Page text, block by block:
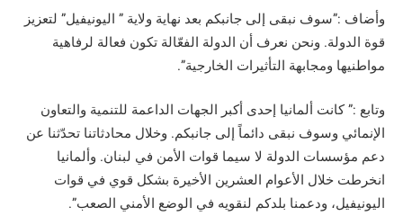
وأضاف :”سوف نبقى إلى جانبكم بعد نهاية ولاية ” اليونيفيل” لتعزيز
قوة الدولة. ونحن نعرف أن الدولة الفعّالة تكون فعالة لرفاهية
مواطنيها ومجابهة التأثيرات الخارجية”.
وتابع :” كانت ألمانيا إحدى أكبر الجهات الداعمة للتنمية والتعاون
الإنمائي وسوف نبقى دائماً إلى جانبكم. وخلال محادثاتنا تحدّثنا عن
دعم مؤسسات الدولة لا سيما قوات الأمن في لبنان. وألمانيا
انخرطت خلال الأعوام العشرين الأخيرة بشكل قوي في قوات
اليونيفيل، ودعمنا بلدكم لنقويه في الوضع الأمني الصعب”.